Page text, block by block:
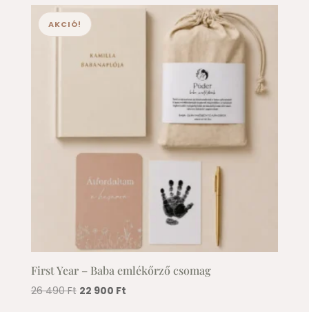
AKCIÓ!
First Year – Baba emlékőrző csomag
26 490Ft Original
22 900 FtCurrent